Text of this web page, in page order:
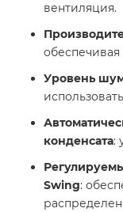
вентиляция.
Уровень
конденсата:
Swing: